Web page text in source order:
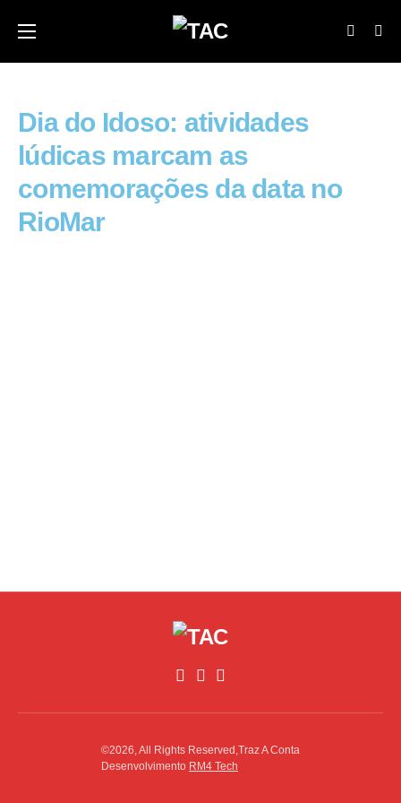
Dia do Idoso: atividades
lúdicas marcam as
comemorações da data no
RioMar
©2026, All Rights Reserved,Traz A Conta
Desenvolvimento RM4 Tech